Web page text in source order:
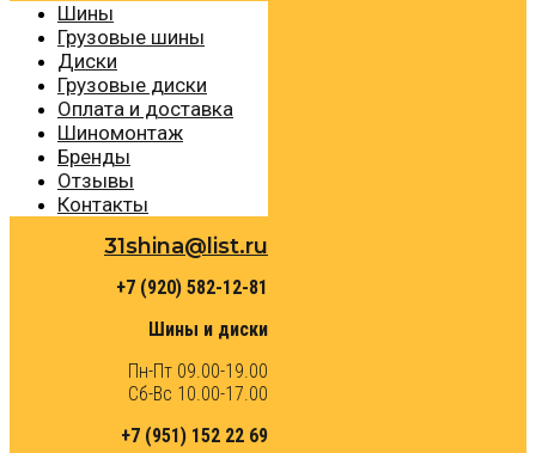
Шины
Грузовые шины
Диски
Грузовые диски
Оплата и доставка
Шиномонтаж
Бренды
Отзывы
Контакты
31shina@list.ru
+7 (920) 582-12-81
Шины и диски
Пн-Пт 09.00-19.00
Сб-Вс 10.00-17.00
+7 (951) 152 22 69